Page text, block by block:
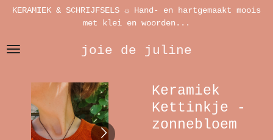
Ga
de
joie de juline
KERAMIEK & SCHRIJFSELS ☼ Hand- en hartgemaakt moois
met klei en woorden...
Keramiek
Kettinkje -
zonnebloem